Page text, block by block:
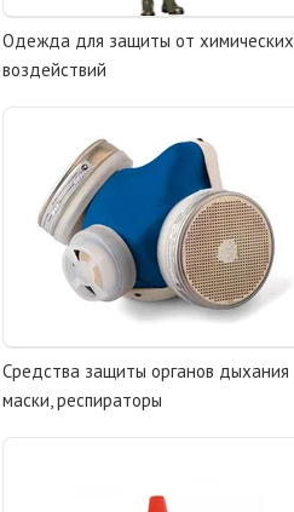
Одежда для защиты от химических
воздействий
Средства защиты органов дыхания
маски, респираторы